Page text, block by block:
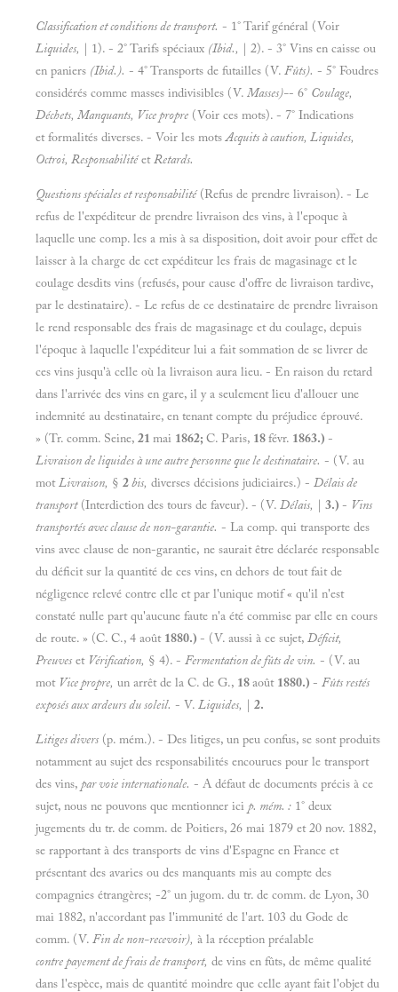
Classification et conditions de transport. - 1° Tarif général (Voir
Liquides, | 1). - 2° Tarifs spéciaux (Ibid., | 2). - 3° Vins en caisse ou
en paniers (Ibid.). - 4° Transports de futailles (V. Fûts). - 5° Foudres
considérés comme masses indivisibles (V. Masses)-- 6° Coulage,
Déchets, Manquants, Vice propre (Voir ces mots). - 7° Indications
et formalités diverses. - Voir les motsAcquits à caution, Liquides,
Octroi, ResponsabilitéetRetards.
Questions spéciales et responsabilité(Refus de prendre livraison). - Le
refus de l'expéditeur de prendre livraison des vins, à l'epoque à
laquelle une comp. les a mis à sa disposition, doit avoir pour effet de
laisser à la charge de cet expéditeur les frais de magasinage et le
coulage desdits vins (refusés, pour cause d'offre de livraison tardive,
par le destinataire). - Le refus de ce destinataire de prendre livraison
le rend responsable des frais de magasinage et du coulage, depuis
l'époque à laquelle l'expéditeur lui a fait sommation de se livrer de
ces vins jusqu'à celle où la livraison aura lieu. - En raison du retard
dans l'arrivée des vins en gare, il y a seulement lieu d'allouer une
indemnité au destinataire, en tenant compte du préjudice éprouvé.
» (Tr. comm. Seine, 21 mai 1862; C. Paris, 18févr. 1863.) -
Livraison de liquides à une autre personne queledestinataire. - (V. au
motLivraison, § 2bis, diverses décisions judiciaires.) - Délais de
transport(Interdiction des tours de faveur). - (V. Délais, | 3.) - Vins
transportés avec clause de non-garantie. - La comp. qui transporte des
vins avec clause de non-garantie, ne saurait être déclarée responsable
du déficit sur la quantité de ces vins, en dehors de tout fait de
négligence relevé contre elle et par l'unique motif « qu'il n'est
constaté nulle part qu'aucune faute n'a été commise par elle en cours
de route. » (C. C., 4 août 1880.) - (V. aussi à ce sujet, Déficit,
Preuves et Vérification, § 4). - Fermentation de fûts de vin. - (V. au
mot Vice propre, un arrêt de la C. de G., 18août 1880.) - Fûts restés
exposés aux ardeurs du soleil. - V. Liquides, | 2.
Litiges divers (p. mém.). - Des litiges, un peu confus, se sont produits
notamment au sujet des responsabilités encourues pour le transport
des vins, par voie internationale. - Adéfaut de documents précis à ce
sujet, nous ne pouvons que mentionner ici p. mém. : 1° deux
jugements du tr. de comm. de Poitiers, 26 mai 1879 et 20 nov. 1882,
se rapportant à des transports de vins d'Espagne en France et
présentant des avaries ou des manquants mis au compte des
compagnies étrangères; -2° un jugom. du tr. de comm. de Lyon, 30
mai 1882, n'accordant pas l'immunité de l'art. 103 du Gode de
comm. (V. Fin de non-recevoir), à la réception préalable
contre payement de frais de transport, de vins en fûts, de même qualité
dans l'espèce, mais de quantité moindre que celle ayant fait l'objet du